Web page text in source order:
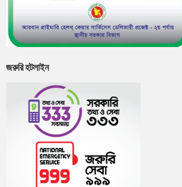
জরুরি হটলাইন